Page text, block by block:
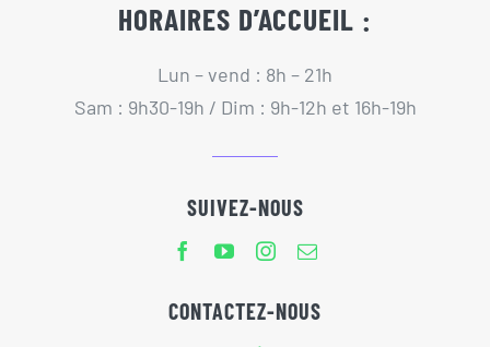
HORAIRES D’ACCUEIL :
Lun – vend : 8h – 21h
Sam : 9h30-19h / Dim : 9h-12h et 16h-19h
SUIVEZ-NOUS
CONTACTEZ-NOUS